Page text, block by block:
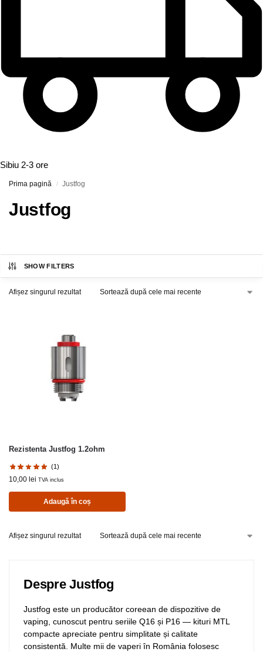
Sibiu 2-3 ore
Prima pagină / Justfog
Justfog
SHOW FILTERS
Afișez singurul rezultat
Rezistenta Justfog 1.2ohm
(1)
10,00 lei TVA inclus
Adaugă în coș
Afișez singurul rezultat
Despre Justfog
Justfog este un producător coreean de dispozitive de
vaping, cunoscut pentru seriile Q16 și P16 — kituri MTL
compacte apreciate pentru simplitate și calitate
consistentă. Multe mii de vaperi în România folosesc